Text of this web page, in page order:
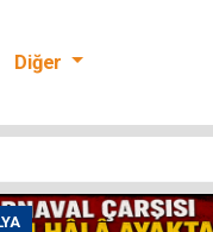
Diğer